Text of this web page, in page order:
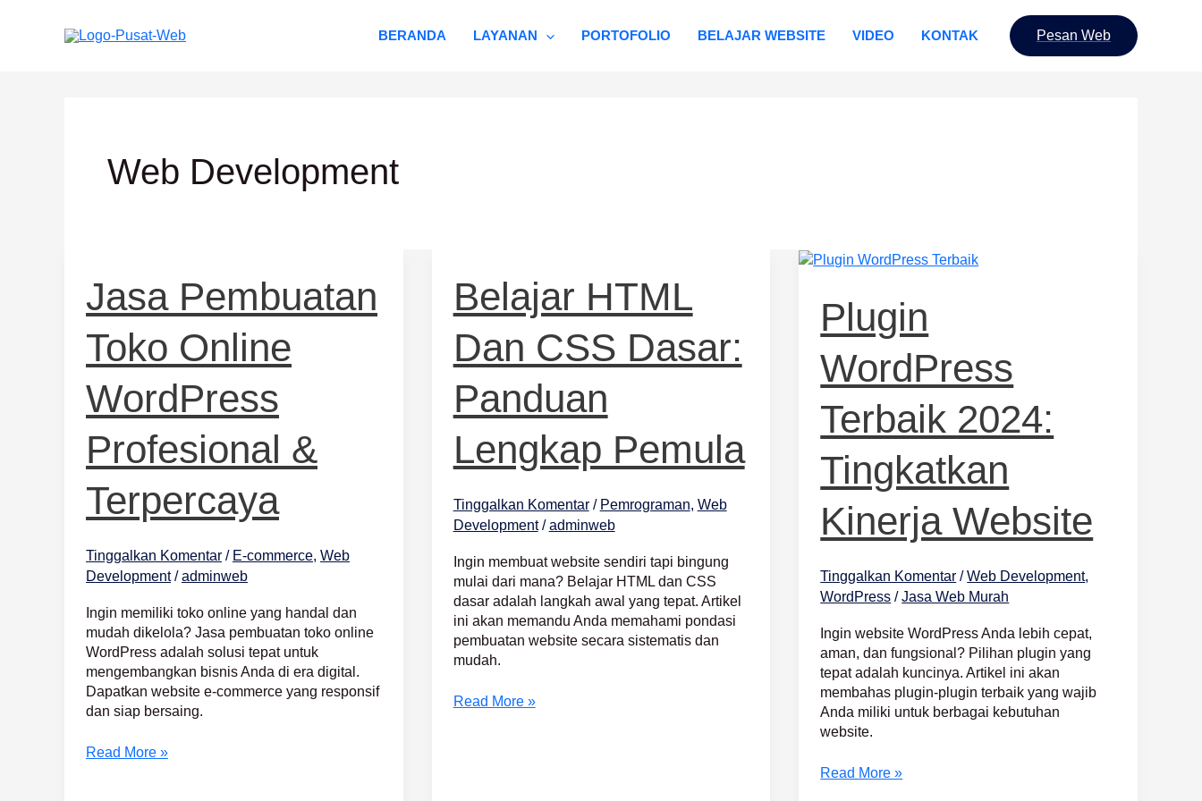
BERANDA LAYANAN PORTOFOLIO BELAJAR WEBSITE VIDEO KONTAK Pesan Web
Web Development
Jasa Pembuatan
Toko Online
WordPress
Profesional &
Terpercaya
Tinggalkan Komentar / E-commerce, Web
Development/adminweb
Ingin memiliki toko online yang handal dan
mudah dikelola? Jasa pembuatan toko online
WordPress adalah solusi tepat untuk
mengembangkan bisnis Anda di era digital.
Dapatkan website e-commerce yang responsif
dan siap bersaing.
Pembuatan
Toko
Online
WordPress
&
Terpercaya
Read More »
Belajar HTML
Dan CSS Dasar:
Panduan
Lengkap Pemula
Tinggalkan Komentar / Pemrograman, Web
Development/adminweb
Ingin membuat website sendiri tapi bingung
mulai dari mana? Belajar HTML dan CSS
dasar adalah langkah awal yang tepat. Artikel
ini akan memandu Anda memahami pondasi
pembuatan website secara sistematis dan
mudah.
HTML
dan
CSS
Dasar:
Lengkap
Pemula
Read More »
Plugin
WordPress
Terbaik 2024:
Tingkatkan
Kinerja Website
Tinggalkan Komentar /Web Development,
WordPress /Jasa Web Murah
Ingin website WordPress Anda lebih cepat,
aman, dan fungsional? Pilihan plugin yang
tepat adalah kuncinya. Artikel ini akan
membahas plugin-plugin terbaik yang wajib
Anda miliki untuk berbagai kebutuhan
website.
Plugin
2024:
Tingkatkan
Kinerja
Website
Read More »